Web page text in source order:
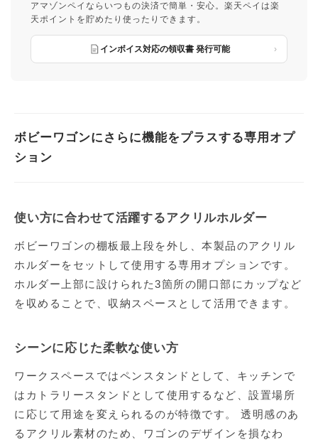
アマゾンペイならいつもの決済で簡単・安心。楽天ペイは楽
天ポイントを貯めたり使ったりできます。
インボイス対応の領収書 発行可能
ボビーワゴンにさらに機能をプラスする専用オプ
ション
使い方に合わせて活躍するアクリルホルダー
ボビーワゴンの棚板最上段を外し、本製品のアクリル
ホルダーをセットして使用する専用オプションです。
ホルダー上部に設けられた3箇所の開口部にカップなど
を収めることで、収納スペースとして活用できます。
シーンに応じた柔軟な使い方
ワークスペースではペンスタンドとして、キッチンで
はカトラリースタンドとして使用するなど、設置場所
に応じて用途を変えられるのが特徴です。 透明感のあ
るアクリル素材のため、ワゴンのデザインを損なわ